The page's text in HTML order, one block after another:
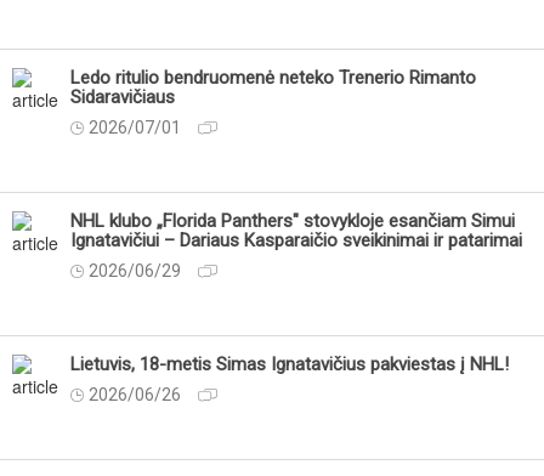
Ledo ritulio bendruomenė neteko Trenerio Rimanto
Sidaravičiaus
2026/07/01
NHL klubo „Florida Panthers" stovykloje esančiam Simui
Ignatavičiui – Dariaus Kasparaičio sveikinimai ir patarimai
2026/06/29
Lietuvis, 18-metis Simas Ignatavičius pakviestas į NHL!
2026/06/26